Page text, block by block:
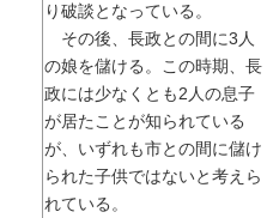
り破談となっている。
その後、長政との間に3人
の娘を儲ける。この時期、長
政には少なくとも2人の息子
が居たことが知られている
が、いずれも市との間に儲け
られた子供ではないと考えら
れている。